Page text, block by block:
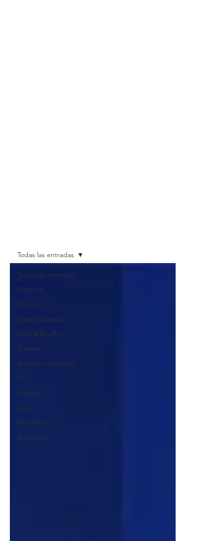
Todas las entradas
Estrenos
Noticias
Datos Curiosos
DVD & Blu-Ray
Eventos
Eventos especiales
TV
Promos
Teatro
Plataformas
Entrevistas
Todas las entradas